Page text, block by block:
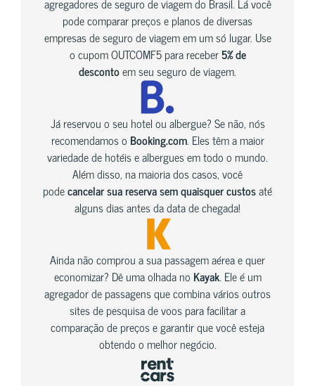
pode comparar preços e planos de diversas
empresas de seguro de viagem em um só lugar. Use
o cupom OUTCOMF5 para receber5% de
descontoem seu seguro de viagem.
Já reservou o seu hotel ou albergue? Se não, nós
recomendamos o Booking.com. Eles têm a maior
variedade de hotéis e albergues em todo o mundo.
Além disso, na maioria dos casos, você
podecancelar sua reserva sem quaisquer custosaté
alguns dias antes da data de chegada!
Ainda não comprou a sua passagem aérea e quer
economizar? Dê uma olhada no Kayak. Ele é um
agregador de passagens que combina vários outros
sites de pesquisa de voos para facilitar a
comparação de preços e garantir que você esteja
obtendo o melhor negócio.